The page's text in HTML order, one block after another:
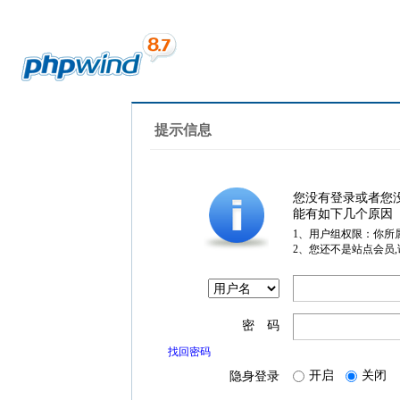
提示信息
您没有登录或者您
能有如下几个原因
1、用户组权限：你所
2、您还不是站点会员
密 码
找回密码
隐身登录 开启 关闭